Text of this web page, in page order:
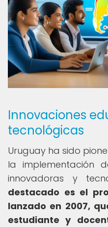
Innovaciones
tecnológicas
Uruguay ha sido
la implementación
innovadoras y
destacado es el
lanzado en 2007,
estudiante y